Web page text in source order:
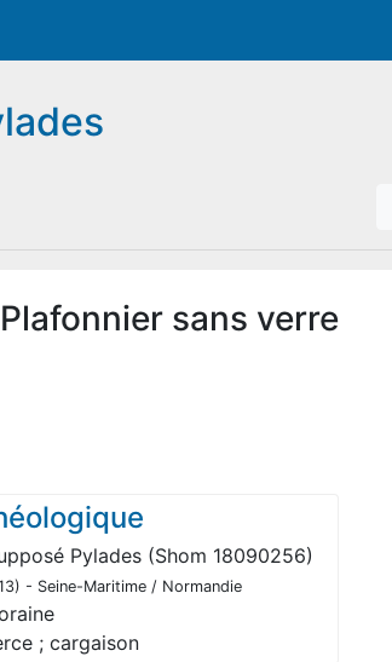
Plafonnier sans verre
Pylades (Shom 18090256)
- Seine-Maritime / Normandie
; cargaison